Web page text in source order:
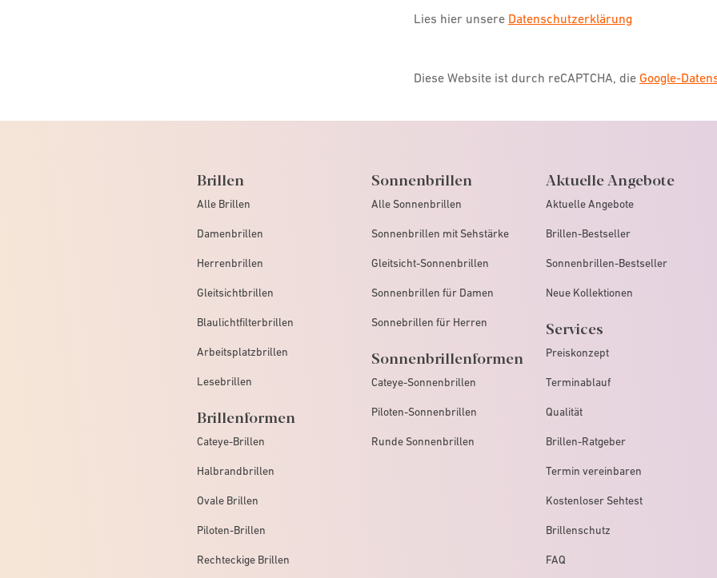
Lies hier unsere Datenschutzerklärung
Diese Website ist durch reCAPTCHA, die Google-
Brillen
Alle Brillen
Damenbrillen
Herrenbrillen
Gleitsichtbrillen
Blaulichtfilterbrillen
Arbeitsplatzbrillen
Lesebrillen
Brillenformen
Cateye-Brillen
Halbrandbrillen
Ovale Brillen
Piloten-Brillen
Rechteckige Brillen
Sonnenbrillen
Alle Sonnenbrillen
Sonnenbrillen mit Sehstärke
Gleitsicht-Sonnenbrillen
Sonnenbrillen für Damen
Sonnebrillen für Herren
Sonnenbrillenformen
Cateye-Sonnenbrillen
Piloten-Sonnenbrillen
Runde Sonnenbrillen
Aktuelle Angebote
Aktuelle Angebote
Brillen-Bestseller
Sonnenbrillen-Bestseller
Neue Kollektionen
Services
Preiskonzept
Terminablauf
Qualität
Brillen-Ratgeber
Termin vereinbaren
Kostenloser Sehtest
Brillenschutz
FAQ